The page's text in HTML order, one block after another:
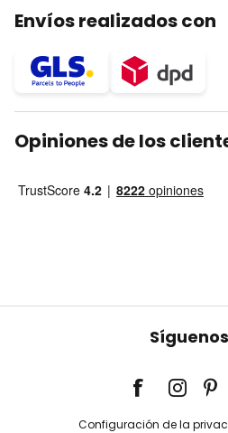
Envíos realizados con
Opiniones de los
Configuración de la